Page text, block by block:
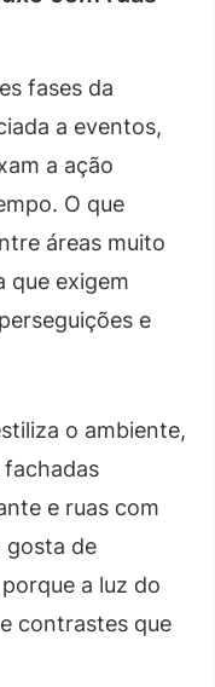
fases da
a eventos,
a ação
O que
áreas muito
que exigem
e
o ambiente,
e ruas com
gosta de
a luz do
contrastes que